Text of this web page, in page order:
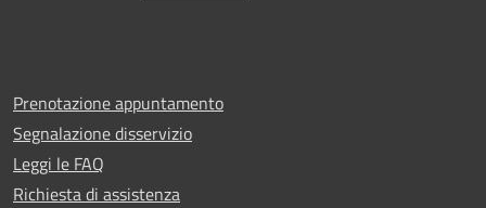
Prenotazione appuntamento
Segnalazione disservizio
Leggi le FAQ
Richiesta di assistenza